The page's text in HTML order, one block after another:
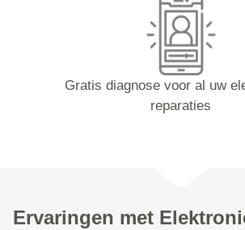
Gratis diagnose voor al uw
reparaties
Ervaringen met